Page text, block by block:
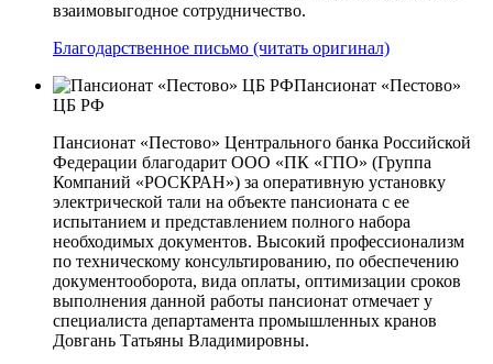
взаимовыгодное сотрудничество.
Благодарственное письмо (читать оригинал)
Пансионат «Пестово»
ЦБ РФ
Пансионат «Пестово» Центрального банка Российской
Федерации благодарит ООО «ПК «ГПО» (Группа
Компаний «РОСКРАН») за оперативную установку
электрической тали на объекте пансионата с ее
испытанием и представлением полного набора
необходимых документов. Высокий профессионализм
по техническому консультированию, по обеспечению
документооборота, вида оплаты, оптимизации сроков
выполнения данной работы пансионат отмечает у
специалиста департамента промышленных кранов
Довгань Татьяны Владимировны.